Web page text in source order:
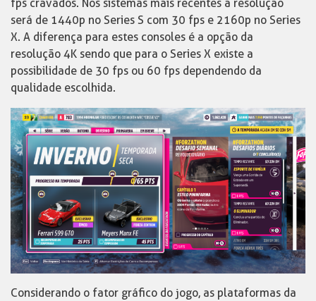
fps cravados. Nos sistemas mais recentes a resolução
será de 1440p no Series S com 30 fps e 2160p no Series
X. A diferença para estes consoles é a opção da
resolução 4K sendo que para o Series X existe a
possibilidade de 30 fps ou 60 fps dependendo da
qualidade escolhida.
Considerando o fator gráfico do jogo, as plataformas da